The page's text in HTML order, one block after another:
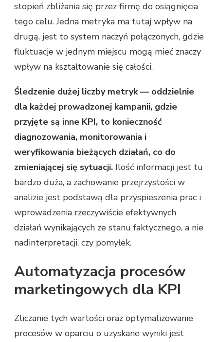
stopień zbliżania się przez firmę do osiągnięcia
tego celu. Jedna metryka ma tutaj wpływ na
drugą, jest to system naczyń połączonych, gdzie
fluktuacje w jednym miejscu mogą mieć znaczy
wpływ na kształtowanie się całości.
Śledzenie dużej liczby metryk — oddzielnie
dla każdej prowadzonej kampanii, gdzie
przyjęte są inne KPI, to konieczność
diagnozowania, monitorowania i
weryfikowania bieżących działań, co do
zmieniającej się sytuacji. Ilość informacji jest tu
bardzo duża, a zachowanie przejrzystości w
analizie jest podstawą dla przyspieszenia prac i
wprowadzenia rzeczywiście efektywnych
działań wynikających ze stanu faktycznego, a nie
nadinterpretacji, czy pomyłek.
Automatyzacja procesów
marketingowych dla KPI
Zliczanie tych wartości oraz optymalizowanie
procesów w oparciu o uzyskane wyniki jest